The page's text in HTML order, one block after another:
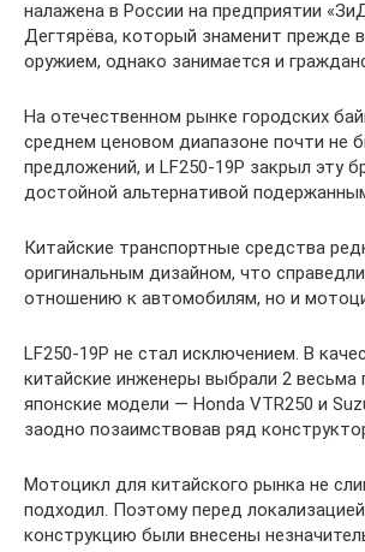
налажена в России на предприятии
Дегтярёва, который знаменит прежде
оружием, однако занимается и
На отечественном рынке городских
среднем ценовом диапазоне почти не
предложений, и LF250-19P закрыл эту
достойной альтернативой
Китайские транспортные средства
оригинальным дизайном, что
отношению к автомобилям, но и
LF250-19P не стал исключением. В
китайские инженеры выбрали 2 весьма
японские модели — Honda VTR250 и
заодно позаимствовав ряд
Мотоцикл для китайского рынка не
подходил. Поэтому перед
конструкцию были внесены